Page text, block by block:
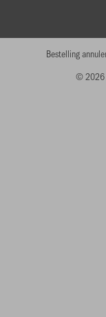
© 2026
Bestelling